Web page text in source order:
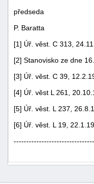
předseda
P. Baratta
[1] Úř. věst. C 313,
[2] Stanovisko ze dne
[3] Úř. věst. C 39,
[4] Úř. věst L 261,
[5] Úř. věst. L 237,
[6] Úř. věst. L 19,